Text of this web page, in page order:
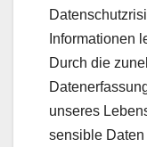
Informationen
Durch die
unseres
sensible